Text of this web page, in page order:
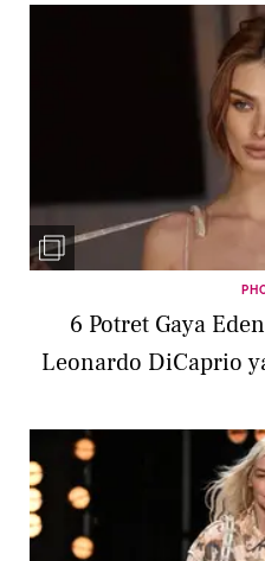
6 Potret Gaya
Leonardo DiCaprio